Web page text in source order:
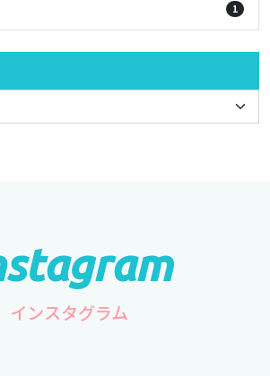
1
インスタグラム